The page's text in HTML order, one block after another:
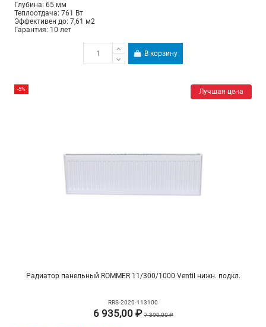
Глубина: 65 мм
Теплоотдача: 761 Вт
Эффективен до: 7,61 м2
Гарантия: 10 лет
В корзину
Лучшая цена
-5%
Радиатор панельный ROMMER 11/300/1000 Ventil нижн. подкл.
RRS-2020-113100
6 935,00 ₽7 300,00 ₽